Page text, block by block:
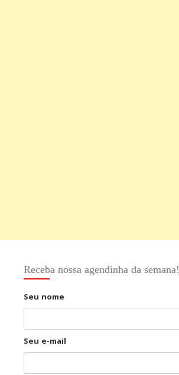
Receba nossa agendinha da semana!
Seu nome
Seu e-mail